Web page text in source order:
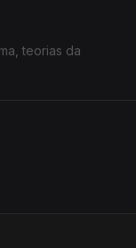
teorias da